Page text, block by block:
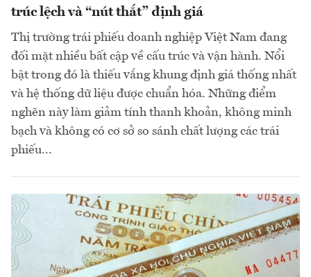
trúc lệch và “nút thắt” định giá
Thị trường trái phiếu doanh nghiệp Việt Nam đang
đối mặt nhiều bất cập về cấu trúc và vận hành. Nổi
bật trong đó là thiếu vắng khung định giá thống nhất
và hệ thống dữ liệu được chuẩn hóa. Những điểm
nghẽn này làm giảm tính thanh khoản, không minh
bạch và không có cơ sở so sánh chất lượng các trái
phiếu...